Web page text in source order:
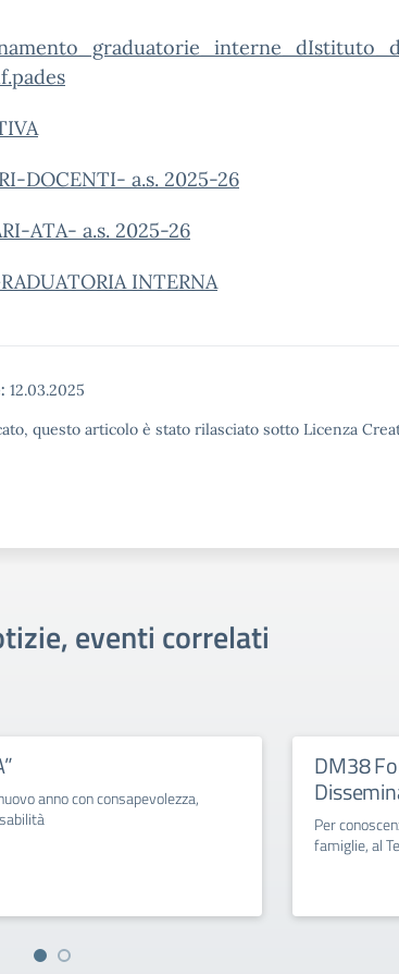
DOCENTI- a.s. 2025-26
ATA- a.s. 2025-26
INTERNA
12.03.2025
questo articolo è stato rilasciato sotto Licenza
eventi correlati
anno con consapevolezza,
DM38
Per
famiglie, al